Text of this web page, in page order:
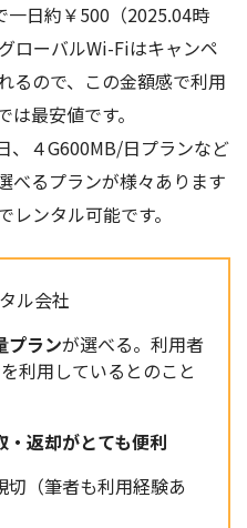
一日約￥500（2025.04時
ローバルWi-Fiはキャンペ
るので、この金額感で利用
最安値です。
、４G600MB/日プランなど
べるプランが様々あります
ンタル可能です。
ル会社
プランが選べる。利用者
利用しているとのこと
・返却がとても便利
（筆者も利用経験あ